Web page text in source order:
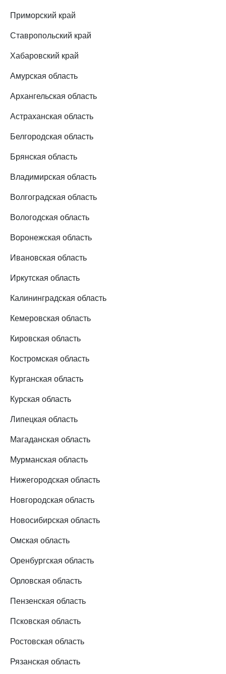
Приморский край
Ставропольский край
Хабаровский край
Амурская область
Архангельская область
Астраханская область
Белгородская область
Брянская область
Владимирская область
Волгоградская область
Вологодская область
Воронежская область
Ивановская область
Иркутская область
Калининградская область
Кемеровская область
Кировская область
Костромская область
Курганская область
Курская область
Липецкая область
Магаданская область
Мурманская область
Нижегородская область
Новгородская область
Новосибирская область
Омская область
Оренбургская область
Орловская область
Пензенская область
Псковская область
Ростовская область
Рязанская область